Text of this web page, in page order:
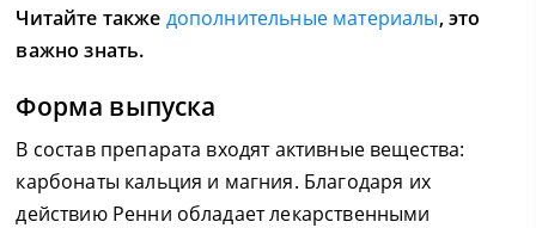
Читайте также дополнительные материалы, это
важно знать.
Форма выпуска
В состав препарата входят активные вещества:
карбонаты кальция и магния. Благодаря их
действию Ренни обладает лекарственными